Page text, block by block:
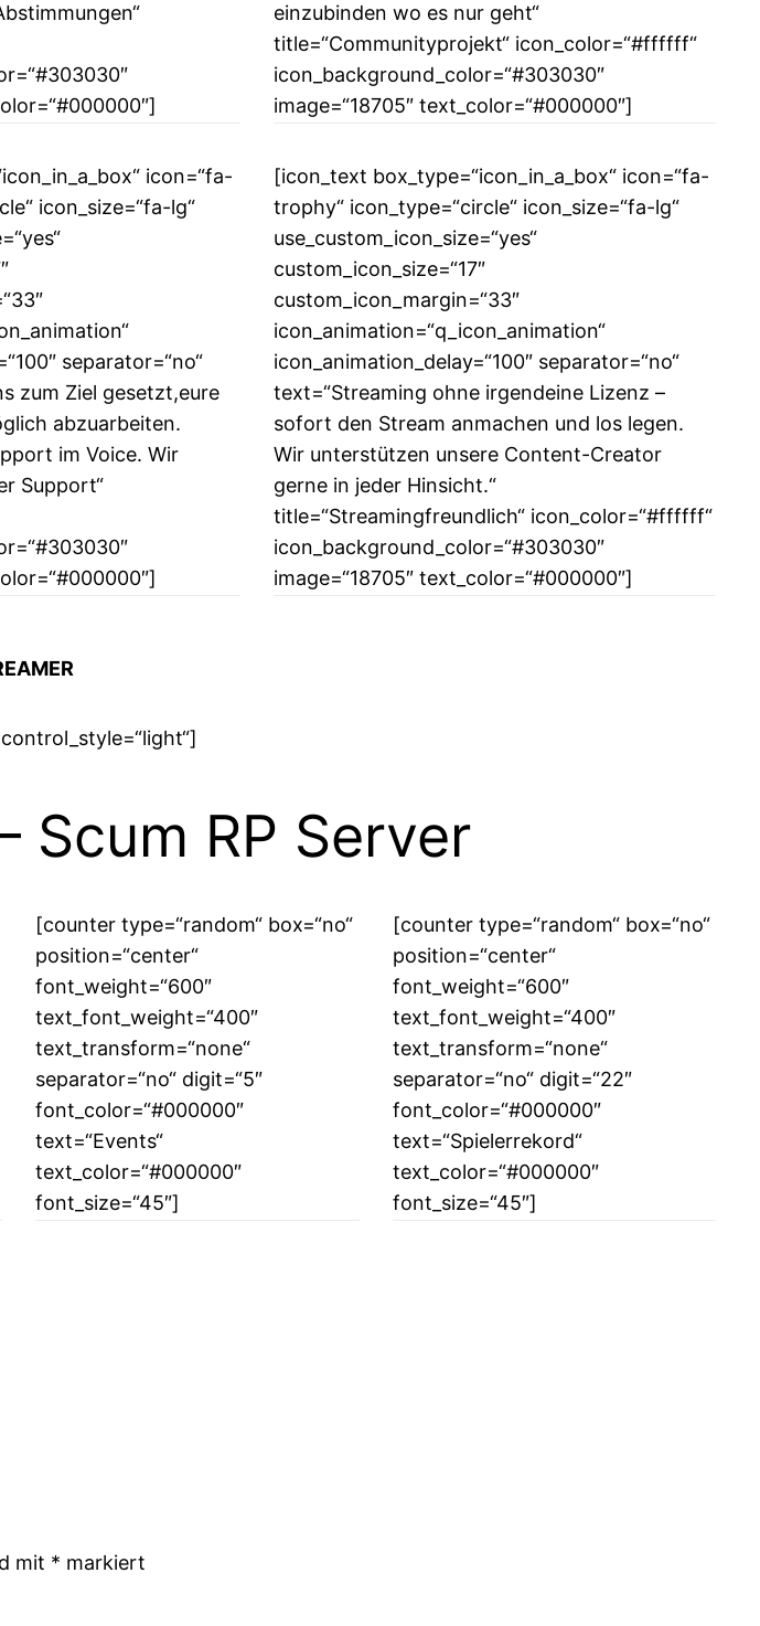
einzubinden wo es nur geht“
title=“Communityprojekt“ icon_color=“#ffffff“
icon_background_color=“#303030″
image=“18705″ text_color=“#000000″]
icon=“fa-
icon_size=“fa-lg“
separator=“no“
zum Ziel gesetzt,eure
abzuarbeiten.
im Voice. Wir
Support“
[icon_text box_type=“icon_in_a_box“ icon=“fa-
trophy“ icon_type=“circle“ icon_size=“fa-lg“
use_custom_icon_size=“yes“
custom_icon_size=“17″
custom_icon_margin=“33″
icon_animation=“q_icon_animation“
icon_animation_delay=“100″ separator=“no“
text=“Streaming ohne irgendeine Lizenz –
sofort den Stream anmachen und los legen.
Wir unterstützen unsere Content-Creator
gerne in jeder Hinsicht.“
title=“Streamingfreundlich“ icon_color=“#ffffff“
icon_background_color=“#303030″
image=“18705″ text_color=“#000000″]
Scum RP Server
[counter type=“random“ box=“no“
position=“center“
font_weight=“600″
text_font_weight=“400″
text_transform=“none“
separator=“no“ digit=“5″
font_color=“#000000″
text=“Events“
text_color=“#000000″
font_size=“45″]
[counter type=“random“ box=“no“
position=“center“
font_weight=“600″
text_font_weight=“400″
text_transform=“none“
separator=“no“ digit=“22″
font_color=“#000000″
text=“Spielerrekord“
text_color=“#000000″
font_size=“45″]
mit * markiert